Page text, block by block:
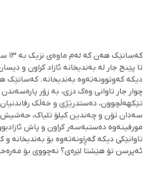
تا پێنج جار لە بەندیخانە ئازاد کراون و
دیکە کەوتوونەتەوە بەندیخانە. کەسانێک
چوار جار تاوانی وەک دزی، بە زۆر
تێکهەڵچوون، دەستدرێژی و خەڵک رفاندنیان
سەدان تۆن و چەندین کیلۆ تلیاک،
مورفینەوە دەستبەسەر کراون و پاش
تاوانێکی دیکە گەڕاونەتەوە بۆ بەندیخانە و
ئەپرسن تۆ هێشتا لێرەی؟ نەچووی بۆ